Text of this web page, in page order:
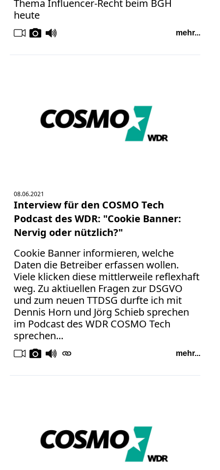
Thema Influencer-Recht beim BGH
heute
mehr...
08.06.2021
Interview für den COSMO Tech
Podcast des WDR: "Cookie Banner:
Nervig oder nützlich?"
Cookie Banner informieren, welche
Daten die Betreiber erfassen wollen.
Viele klicken diese mittlerweile reflexhaft
weg. Zu aktiuellen Fragen zur DSGVO
und zum neuen TTDSG durfte ich mit
Dennis Horn und Jörg Schieb sprechen
im Podcast des WDR COSMO Tech
sprechen...
mehr...